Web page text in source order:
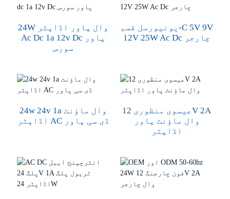
24W وال پاور اڈاپٹر
Ac Dc 1a 12v Dc پاور
سورس
یونیورسل قسم-C 5V 9V
12V 25W Ac Dc چارجر
24w 24v 1a وال ماؤنٹ
اڈاپٹر AC ڈی سی پاور
عیسوی منظوری 12V 2A
وال ماؤنٹ پاور
اڈاپٹر